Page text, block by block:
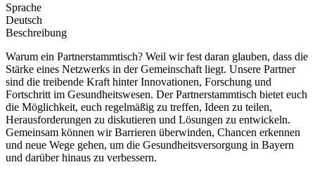
Sprache
Deutsch
Beschreibung
Warum ein Partnerstammtisch? Weil wir fest daran glauben, dass die
Stärke eines Netzwerks in der Gemeinschaft liegt. Unsere Partner
sind die treibende Kraft hinter Innovationen, Forschung und
Fortschritt im Gesundheitswesen. Der Partnerstammtisch bietet euch
die Möglichkeit, euch regelmäßig zu treffen, Ideen zu teilen,
Herausforderungen zu diskutieren und Lösungen zu entwickeln.
Gemeinsam können wir Barrieren überwinden, Chancen erkennen
und neue Wege gehen, um die Gesundheitsversorgung in Bayern
und darüber hinaus zu verbessern.